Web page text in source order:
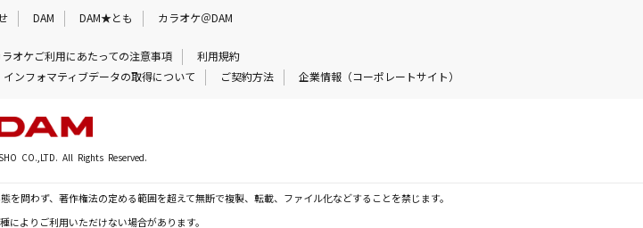
DAM DAM★とも カラオケ＠DAM
ラオケご利用にあたっての注意事項
利用規約
インフォマティブデータの取得について ご契約方法 企業情報（コーポレートサイト）
CO.,LTD. All Rights Reserved.
問わず、著作権法の定める範囲を超えて無断で複製、転載、ファイル化などすることを禁じます。
によりご利用いただけない場合があります。